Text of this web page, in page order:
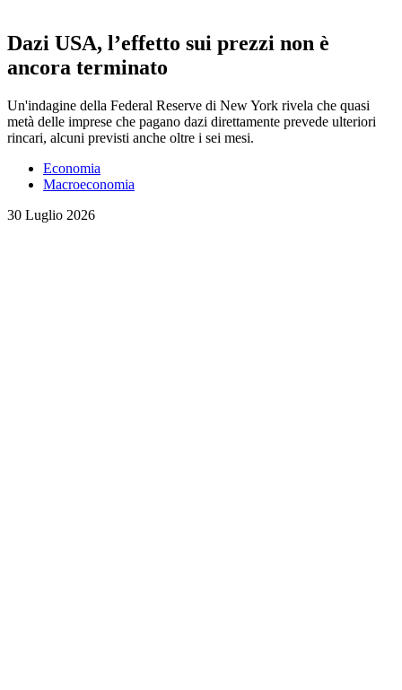
Dazi USA, l’effetto sui prezzi non è
ancora terminato
Un'indagine della Federal Reserve di New York rivela che quasi
metà delle imprese che pagano dazi direttamente prevede ulteriori
rincari, alcuni previsti anche oltre i sei mesi.
Economia
Macroeconomia
30 Luglio 2026